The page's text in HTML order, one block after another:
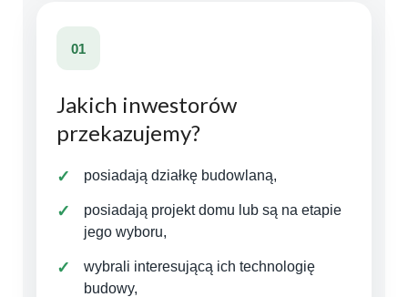
01
Jakich inwestorów
przekazujemy?
posiadają działkę budowlaną,
posiadają projekt domu lub są na etapie
jego wyboru,
wybrali interesującą ich technologię
budowy,